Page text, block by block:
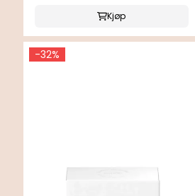
Kjøp
-32%